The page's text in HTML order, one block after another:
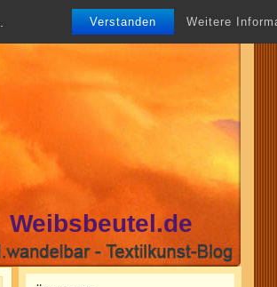
Verstanden Weitere
Weibsbeutel.de